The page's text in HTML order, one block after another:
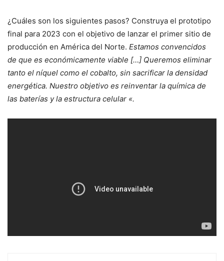
¿Cuáles son los siguientes pasos? Construya el prototipo
final para 2023 con el objetivo de lanzar el primer sitio de
producción en América del Norte. Estamos convencidos
de que es económicamente viable […] Queremos eliminar
tanto el níquel como el cobalto, sin sacrificar la densidad
energética. Nuestro objetivo es reinventar la química de
las baterías y la estructura celular «.